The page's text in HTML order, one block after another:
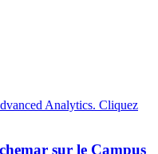
Analytics. Cliquez
sur le Campus